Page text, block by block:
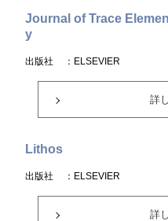
Journal of Trace
y
出版社 ：ELSEVIER
詳
Lithos
出版社 ：ELSEVIER
詳